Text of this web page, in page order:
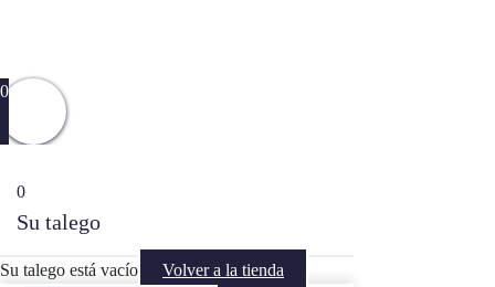
0
0
Su talego
Su talego está vacío Volver a la tienda